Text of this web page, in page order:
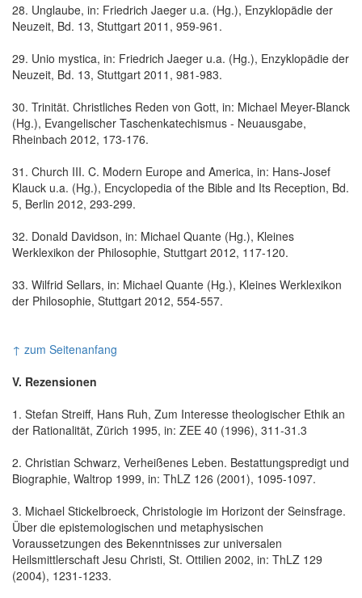
28. Unglaube, in: Friedrich Jaeger u.a. (Hg.), Enzyklopädie der
Neuzeit, Bd. 13, Stuttgart 2011, 959-961.
29. Unio mystica, in: Friedrich Jaeger u.a. (Hg.), Enzyklopädie der
Neuzeit, Bd. 13, Stuttgart 2011, 981-983.
30. Trinität. Christliches Reden von Gott, in: Michael Meyer-Blanck
(Hg.), Evangelischer Taschenkatechismus - Neuausgabe,
Rheinbach 2012, 173-176.
31. Church III. C. Modern Europe and America, in: Hans-Josef
Klauck u.a. (Hg.), Encyclopedia of the Bible and Its Reception, Bd.
5, Berlin 2012, 293-299.
32. Donald Davidson, in: Michael Quante (Hg.), Kleines
Werklexikon der Philosophie, Stuttgart 2012, 117-120.
33. Wilfrid Sellars, in: Michael Quante (Hg.), Kleines Werklexikon
der Philosophie, Stuttgart 2012, 554-557.
↑ zum Seitenanfang
V. Rezensionen
1. Stefan Streiff, Hans Ruh, Zum Interesse theologischer Ethik an
der Rationalität, Zürich 1995, in: ZEE 40 (1996), 311-31.3
2. Christian Schwarz, Verheißenes Leben. Bestattungspredigt und
Biographie, Waltrop 1999, in: ThLZ 126 (2001), 1095-1097.
3. Michael Stickelbroeck, Christologie im Horizont der Seinsfrage.
Über die epistemologischen und metaphysischen
Voraussetzungen des Bekenntnisses zur universalen
Heilsmittlerschaft Jesu Christi, St. Ottilien 2002, in: ThLZ 129
(2004), 1231-1233.